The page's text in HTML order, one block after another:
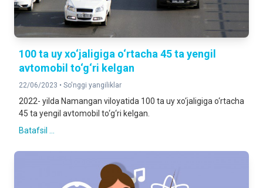
100 ta uy xo‘jaligiga o‘rtacha 45 ta yengil
avtomobil to‘g‘ri kelgan
22/06/2023 • So'nggi yangiliklar
2022- yilda Namangan viloyatida 100 ta uy xo‘jaligiga o‘rtacha
45 ta yengil avtomobil to‘g‘ri kelgan.
Batafsil ...